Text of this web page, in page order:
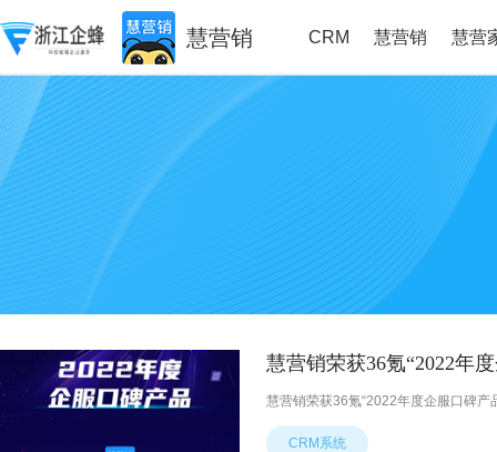
慧营销 CRM 慧营销 慧营
慧营销荣获36氪“2022年
慧营销荣获36氪“2022年度企服口碑产
CRM系统